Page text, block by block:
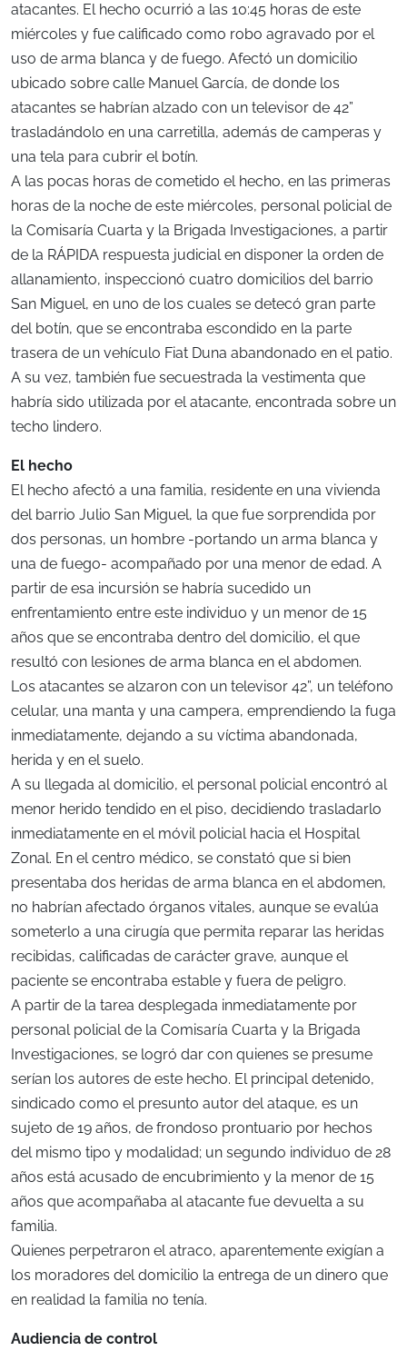
atacantes. El hecho ocurrió a las 10:45 horas de este
miércoles y fue calificado como robo agravado por el
uso de arma blanca y de fuego. Afectó un domicilio
ubicado sobre calle Manuel García, de donde los
atacantes se habrían alzado con un televisor de 42”
trasladándolo en una carretilla, además de camperas y
una tela para cubrir el botín.
A las pocas horas de cometido el hecho, en las primeras
horas de la noche de este miércoles, personal policial de
la Comisaría Cuarta y la Brigada Investigaciones, a partir
de la RÁPIDA respuesta judicial en disponer la orden de
allanamiento, inspeccionó cuatro domicilios del barrio
San Miguel, en uno de los cuales se detecó gran parte
del botín, que se encontraba escondido en la parte
trasera de un vehículo Fiat Duna abandonado en el patio.
A su vez, también fue secuestrada la vestimenta que
habría sido utilizada por el atacante, encontrada sobre un
techo lindero.
El hecho
El hecho afectó a una familia, residente en una vivienda
del barrio Julio San Miguel, la que fue sorprendida por
dos personas, un hombre -portando un arma blanca y
una de fuego- acompañado por una menor de edad. A
partir de esa incursión se habría sucedido un
enfrentamiento entre este individuo y un menor de 15
años que se encontraba dentro del domicilio, el que
resultó con lesiones de arma blanca en el abdomen.
Los atacantes se alzaron con un televisor 42”, un teléfono
celular, una manta y una campera, emprendiendo la fuga
inmediatamente, dejando a su víctima abandonada,
herida y en el suelo.
A su llegada al domicilio, el personal policial encontró al
menor herido tendido en el piso, decidiendo trasladarlo
inmediatamente en el móvil policial hacia el Hospital
Zonal. En el centro médico, se constató que si bien
presentaba dos heridas de arma blanca en el abdomen,
no habrían afectado órganos vitales, aunque se evalúa
someterlo a una cirugía que permita reparar las heridas
recibidas, calificadas de carácter grave, aunque el
paciente se encontraba estable y fuera de peligro.
A partir de la tarea desplegada inmediatamente por
personal policial de la Comisaría Cuarta y la Brigada
Investigaciones, se logró dar con quienes se presume
serían los autores de este hecho. El principal detenido,
sindicado como el presunto autor del ataque, es un
sujeto de 19 años, de frondoso prontuario por hechos
del mismo tipo y modalidad; un segundo individuo de 28
años está acusado de encubrimiento y la menor de 15
años que acompañaba al atacante fue devuelta a su
familia.
Quienes perpetraron el atraco, aparentemente exigían a
los moradores del domicilio la entrega de un dinero que
en realidad la familia no tenía.
Audiencia de control